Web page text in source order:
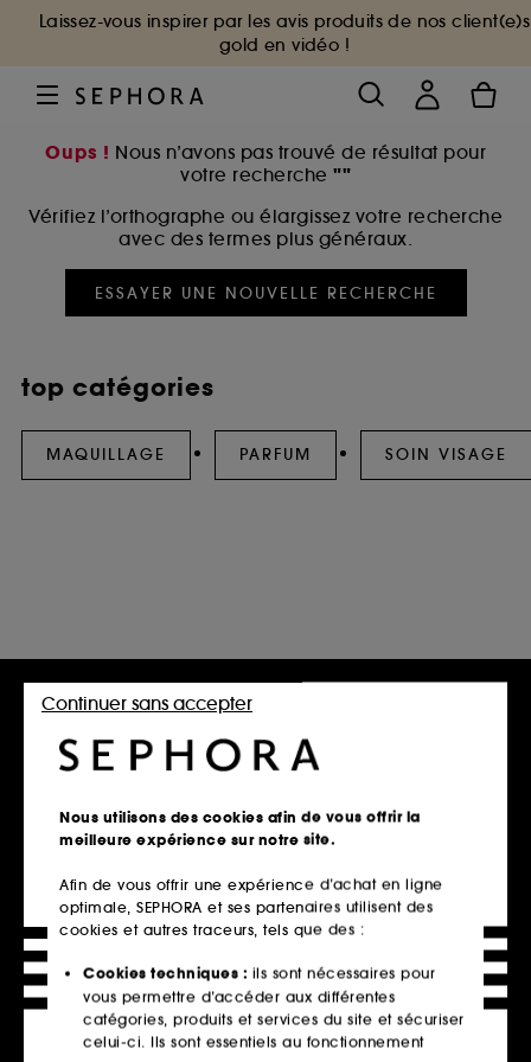
Laissez-vous inspirer par les avis produits de nos client(e)s
gold en vidéo !
Oups ! Nous n’avons pas trouvé de résultat pour
votre recherche ""
Vérifiez l’orthographe ou élargissez votre recherche
avec des termes plus généraux.
ESSAYER UNE NOUVELLE RECHERCHE
top catégories
MAQUILLAGE PARFUM SOIN VISAGE
Retrait en magasin
Nous utilisons des cookies afin de vous offrir la
meilleure expérience sur notre site.
Afin de vous offrir une expérience d’achat en ligne
optimale, SEPHORA et ses partenaires utilisent des
cookies et autres traceurs, tels que des :
Cookies techniques : ils sont nécessaires pour
vous permettre d’accéder aux différentes
catégories, produits et services du site et sécuriser
celui-ci. Ils sont essentiels au fonctionnement
Continuer sans accepter